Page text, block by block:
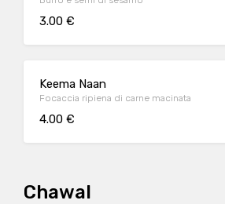
3.00 €
Keema Naan
Focaccia ripiena di carne macinata
4.00 €
Chawal